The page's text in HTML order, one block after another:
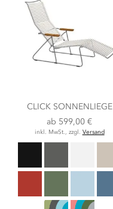
CLICK SONNENLIEGE
ab 599,00 €
inkl. MwSt., zzgl. Versand